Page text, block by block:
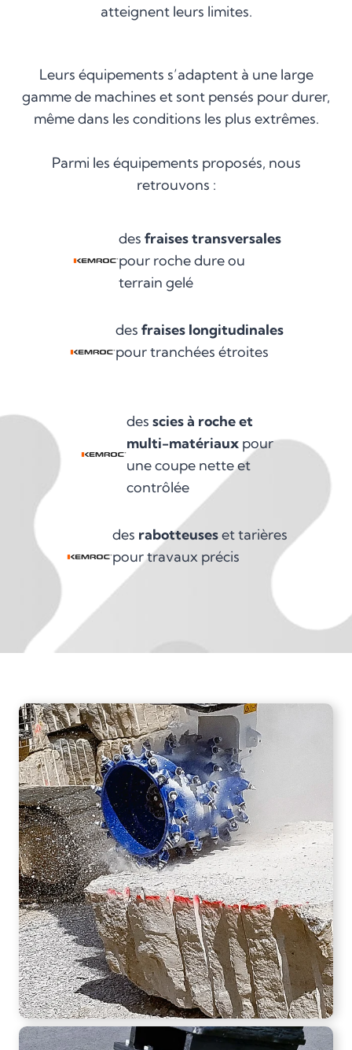
atteignent leurs limites.
Leurs équipements s’adaptent à une large
gamme de machines et sont pensés pour durer,
même dans les conditions les plus extrêmes.
Parmi les équipements proposés, nous
retrouvons :
des fraises transversales
pour roche dure ou
terrain gelé
des fraises longitudinales
pour tranchées étroites
des scies à roche et
multi-matériaux pour
une coupe nette et
contrôlée
des rabotteuseset tarières
pour travaux précis